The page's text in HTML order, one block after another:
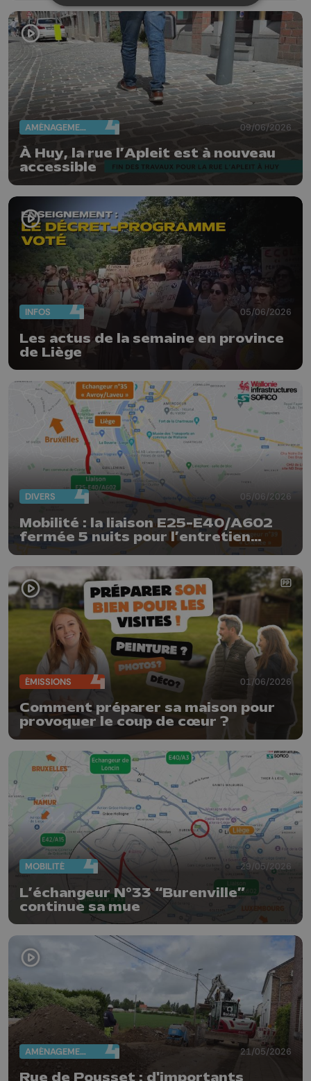
AMÉNAGEMENT DU TERRITOIRE 09/06/2026
À Huy, la rue l’Apleit est à nouveau
accessible
INFOS 05/06/2026
Les actus de la semaine en province
de Liège
DIVERS 05/06/2026
Mobilité : la liaison E25-E40/A602
fermée 5 nuits pour l’entretien
ÉMISSIONS 01/06/2026
Comment préparer sa maison pour
provoquer le coup de cœur ?
MOBILITÉ 29/05/2026
L’échangeur N°33 “Burenville”
continue sa mue
AMÉNAGEMENT DU TERRITOIRE 21/05/2026
Rue de Pousset : d'importants